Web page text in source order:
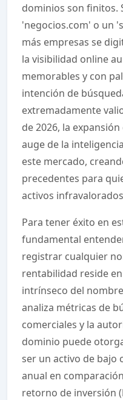
dominios son finitos.
'negocios.com' o un
más empresas se
la visibilidad online
memorables y con
intención de
extremadamente
de 2026, la
auge de la
este mercado,
precedentes para
activos
Para tener éxito en
fundamental
registrar cualquier
rentabilidad reside
intrínseco del
analiza métricas de
comerciales y la
dominio puede
ser un activo de bajo
anual en
retorno de inversión